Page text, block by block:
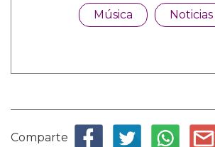
Música
Comparte